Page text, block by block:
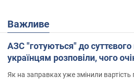
Важливе
АЗС "готуються" до
українцям розповіли, чого
Як на заправках уже змінили вартість